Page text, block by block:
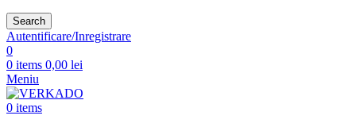
Search
Autentificare/Inregistrare
0
0 items 0,00 lei
Meniu
0 items